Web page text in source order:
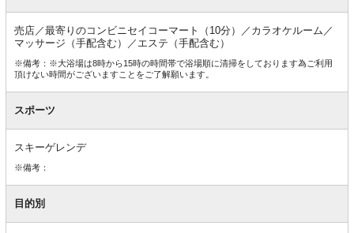
売店／最寄りのコンビニセイコーマート（10分）／カラオケルーム／
マッサージ（手配含む）／エステ（手配含む）
※備考：※大浴場は8時から15時の時間帯で浴場順に清掃をしております為ご利用
頂けない時間がございますことをご了解願います。
スポーツ
スキーゲレンデ
※備考：
目的別